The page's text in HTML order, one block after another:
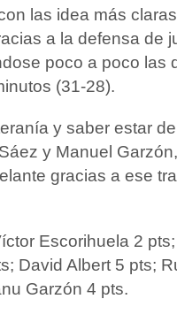
las idea más
a la defensa de
poco a poco las
(31-28).
y saber estar
y Manuel
gracias a ese
Escorihuela 2
David Albert 5 pts;
Garzón 4 pts.